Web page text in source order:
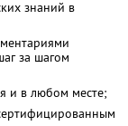
знаний в
за шагом
и в любом месте;